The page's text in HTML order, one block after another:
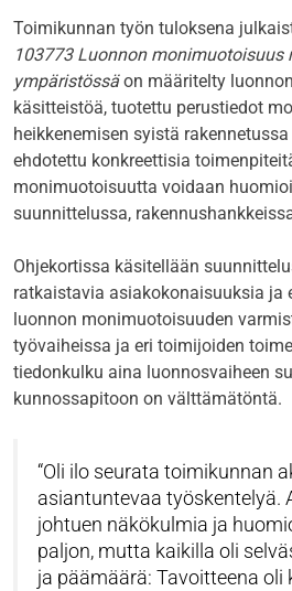
Toimikunnan työn tuloksena
103773 Luonnon monimuotoisuus
ympäristössäon määritelty
käsitteistöä, tuotettu perustiedot
heikkenemisen syistä
ehdotettu konkreettisia
monimuotoisuutta voidaan
suunnittelussa,
Ohjekortissa käsitellään
ratkaistavia asiakokonaisuuksia ja
luonnon monimuotoisuuden
työvaiheissa ja eri toimijoiden
tiedonkulku aina luonnosvaiheen
kunnossapitoon on välttämätöntä.
Oli ilo seurata toimikunnan
asiantuntevaa työskentelyä.
johtuen näkökulmia ja
paljon, mutta kaikilla oli
ja päämäärä: Tavoitteena oli